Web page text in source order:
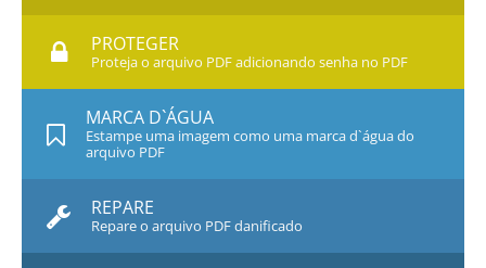
PROTEGER
Proteja o arquivo PDF adicionando senha no PDF
MARCA D`ÁGUA
Estampe uma imagem como uma marca d`água do
arquivo PDF
REPARE
Repare o arquivo PDF danificado